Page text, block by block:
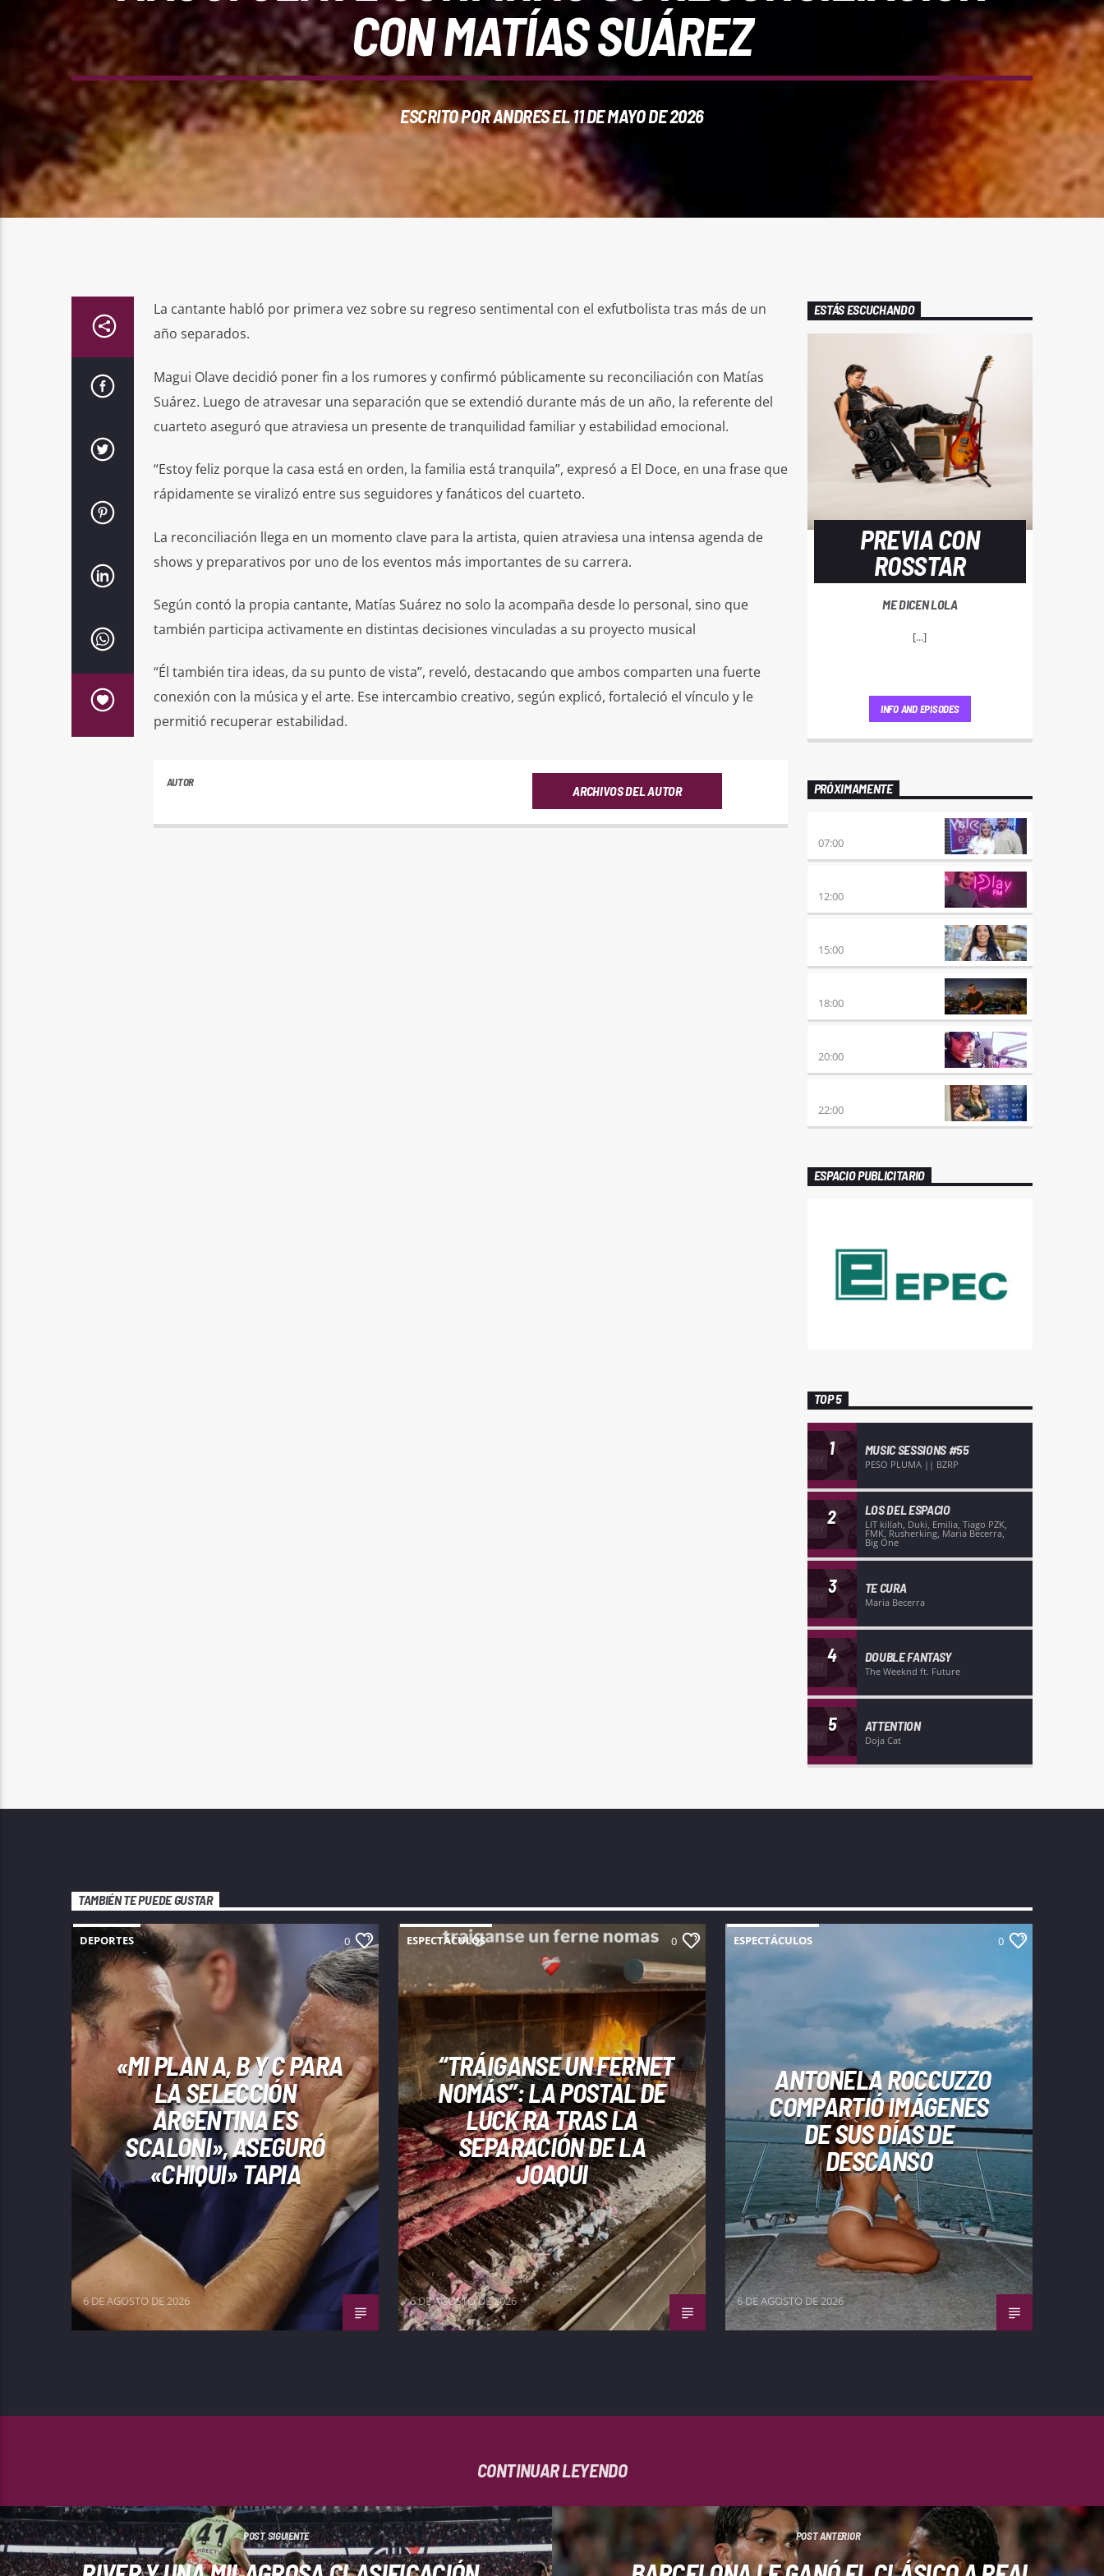
CON MATÍAS SUÁREZ
ESCRITO PORANDRESEL 11 DE MAYO DE 2026
La cantante habló por primera vez sobre su regreso sentimental con el exfutbolista tras más de un
año separados.
Magui Olave decidió poner fin a los rumores y confirmó públicamente su reconciliación con Matías
Suárez. Luego de atravesar una separación que se extendió durante más de un año, la referente del
cuarteto aseguró que atraviesa un presente de tranquilidad familiar y estabilidad emocional.
“Estoy feliz porque la casa está en orden, la familia está tranquila”, expresó a El Doce, en una frase que
rápidamente se viralizó entre sus seguidores y fanáticos del cuarteto.
La reconciliación llega en un momento clave para la artista, quien atraviesa una intensa agenda de
shows y preparativos por uno de los eventos más importantes de su carrera.
Según contó la propia cantante, Matías Suárez no solo la acompaña desde lo personal, sino que
también participa activamente en distintas decisiones vinculadas a su proyecto musical
“Él también tira ideas, da su punto de vista”, reveló, destacando que ambos comparten una fuerte
conexión con la música y el arte. Ese intercambio creativo, según explicó, fortaleció el vínculo y le
permitió recuperar estabilidad.
AUTOR
ARCHIVOS DEL AUTOR
ESTÁS ESCUCHANDO
PREVIA CON
ROSSTAR
ME DICEN LOLA
[...]
INFO AND EPISODES
PRÓXIMAMENTE
07:00
12:00
15:00
18:00
20:00
22:00
ESPACIO PUBLICITARIO
TOP 5
1 MUSIC SESSIONS #55
PESO PLUMA || BZRP
2 LOS DEL ESPACIO
LIT killah, Duki, Emilia, Tiago PZK,
FMK, Rusherking, Maria Becerra,
Big One
3 TE CURA
Maria Becerra
4 DOUBLE FANTASY
The Weeknd ft. Future
5 ATTENTION
Doja Cat
TAMBIÉN TE PUEDE GUSTAR
DEPORTES 0
«MI PLAN A, B Y C PARA
LA SELECCIÓN
ARGENTINA ES
SCALONI», ASEGURÓ
«CHIQUI» TAPIA
6 DE AGOSTO DE 2026
ESPECTÁCULOS 0
“TRÁIGANSE UN FERNET
NOMÁS”: LA POSTAL DE
LUCK RA TRAS LA
SEPARACIÓN DE LA
JOAQUI
6 DE AGOSTO DE 2026
ESPECTÁCULOS 0
ANTONELA ROCCUZZO
COMPARTIÓ IMÁGENES
DE SUS DÍAS DE
DESCANSO
6 DE AGOSTO DE 2026
CONTINUAR LEYENDO
POST SIGUIENTE POST ANTERIOR